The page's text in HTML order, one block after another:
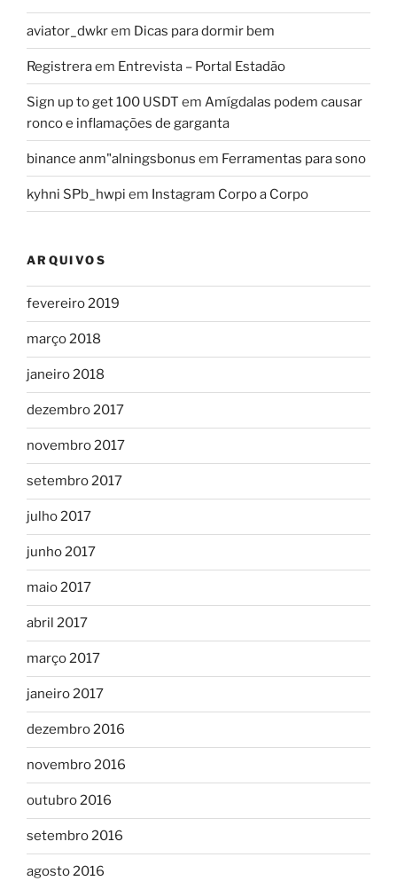
aviator_dwkrem Dicas para dormir bem
Registreraem Entrevista – Portal Estadão
Sign up to get 100 USDT em Amígdalas podem causar
ronco e inflamações de garganta
binance anm"alningsbonus em Ferramentas para sono
kyhni SPb_hwpi em Instagram Corpo a Corpo
ARQUIVOS
fevereiro 2019
março 2018
janeiro 2018
dezembro 2017
novembro 2017
setembro 2017
julho 2017
junho 2017
maio 2017
abril 2017
março 2017
janeiro 2017
dezembro 2016
novembro 2016
outubro 2016
setembro 2016
agosto 2016